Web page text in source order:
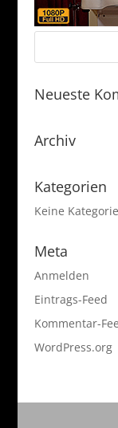
Neueste
Archiv
Kategorien
Keine
Meta
Anmelden
Eintrags-Feed
Kommentar-
WordPress.org